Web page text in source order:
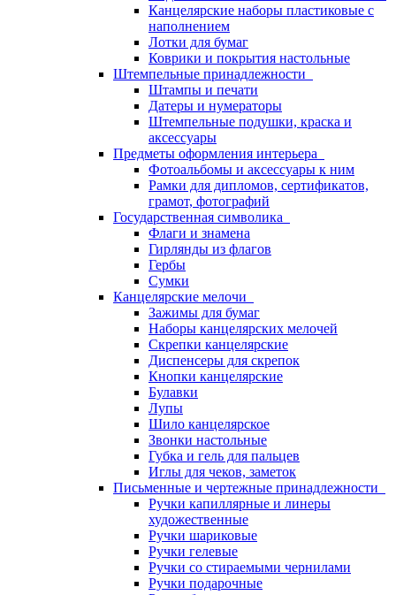
Канцелярские наборы пластиковые с
наполнением
Лотки для бумаг
Коврики и покрытия настольные
Штемпельные принадлежности
Штампы и печати
Датеры и нумераторы
Штемпельные подушки, краска и
аксессуары
Предметы оформления интерьера
Фотоальбомы и аксессуары к ним
Рамки для дипломов, сертификатов,
грамот, фотографий
Государственная символика
Флаги и знамена
Гирлянды из флагов
Гербы
Сумки
Канцелярские мелочи
Зажимы для бумаг
Наборы канцелярских мелочей
Скрепки канцелярские
Диспенсеры для скрепок
Кнопки канцелярские
Булавки
Лупы
Шило канцелярское
Звонки настольные
Губка и гель для пальцев
Иглы для чеков, заметок
Письменные и чертежные принадлежности
Ручки капиллярные и линеры
художественные
Ручки шариковые
Ручки гелевые
Ручки со стираемыми чернилами
Ручки подарочные